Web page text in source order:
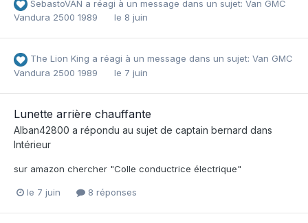
SebastoVAN a réagi à un message dans un sujet: Van GMC
Vandura 2500 1989
le 8 juin
The Lion King a réagi à un message dans un sujet: Van GMC
Vandura 2500 1989
le 7 juin
Lunette arrière chauffante
Alban42800 a répondu au sujet de captain bernard dans
Intérieur
sur amazon chercher "Colle conductrice électrique"
le 7 juin 8 réponses